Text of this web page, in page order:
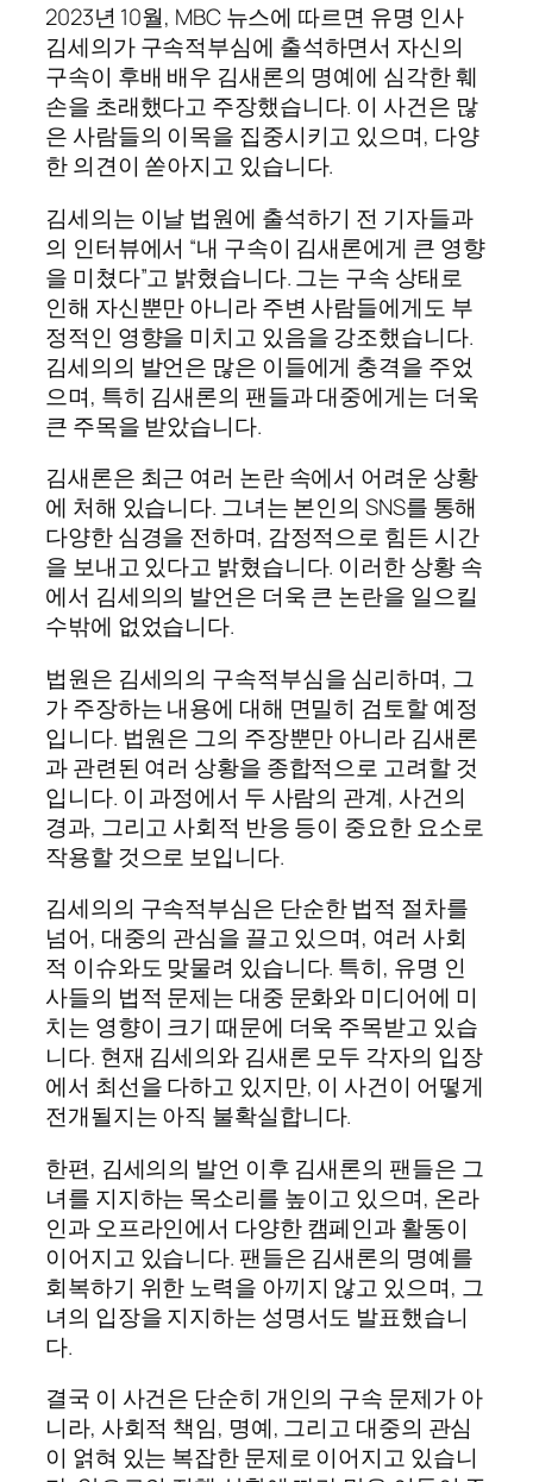
2023년 10월, MBC 뉴스에 따르면 유명 인사
김세의가 구속적부심에 출석하면서 자신의
구속이 후배 배우 김새론의 명예에 심각한 훼
손을 초래했다고 주장했습니다. 이 사건은 많
은 사람들의 이목을 집중시키고 있으며, 다양
한 의견이 쏟아지고 있습니다.
김세의는 이날 법원에 출석하기 전 기자들과
의 인터뷰에서 “내 구속이 김새론에게 큰 영향
을 미쳤다”고 밝혔습니다. 그는 구속 상태로
인해 자신뿐만 아니라 주변 사람들에게도 부
정적인 영향을 미치고 있음을 강조했습니다.
김세의의 발언은 많은 이들에게 충격을 주었
으며, 특히 김새론의 팬들과 대중에게는 더욱
큰 주목을 받았습니다.
김새론은 최근 여러 논란 속에서 어려운 상황
에 처해 있습니다. 그녀는 본인의 SNS를 통해
다양한 심경을 전하며, 감정적으로 힘든 시간
을 보내고 있다고 밝혔습니다. 이러한 상황 속
에서 김세의의 발언은 더욱 큰 논란을 일으킬
수밖에 없었습니다.
법원은 김세의의 구속적부심을 심리하며, 그
가 주장하는 내용에 대해 면밀히 검토할 예정
입니다. 법원은 그의 주장뿐만 아니라 김새론
과 관련된 여러 상황을 종합적으로 고려할 것
입니다. 이 과정에서 두 사람의 관계, 사건의
경과, 그리고 사회적 반응 등이 중요한 요소로
작용할 것으로 보입니다.
김세의의 구속적부심은 단순한 법적 절차를
넘어, 대중의 관심을 끌고 있으며, 여러 사회
적 이슈와도 맞물려 있습니다. 특히, 유명 인
사들의 법적 문제는 대중 문화와 미디어에 미
치는 영향이 크기 때문에 더욱 주목받고 있습
니다. 현재 김세의와 김새론 모두 각자의 입장
에서 최선을 다하고 있지만, 이 사건이 어떻게
전개될지는 아직 불확실합니다.
한편, 김세의의 발언 이후 김새론의 팬들은 그
녀를 지지하는 목소리를 높이고 있으며, 온라
인과 오프라인에서 다양한 캠페인과 활동이
이어지고 있습니다. 팬들은 김새론의 명예를
회복하기 위한 노력을 아끼지 않고 있으며, 그
녀의 입장을 지지하는 성명서도 발표했습니
다.
결국 이 사건은 단순히 개인의 구속 문제가 아
니라, 사회적 책임, 명예, 그리고 대중의 관심
이 얽혀 있는 복잡한 문제로 이어지고 있습니